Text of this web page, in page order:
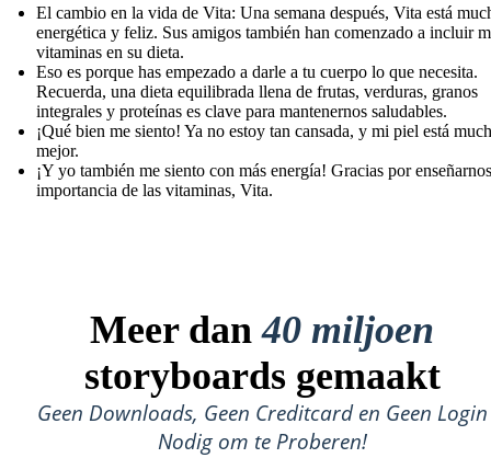
El cambio en la vida de Vita: Una semana después, Vita está
energética y feliz. Sus amigos también han comenzado a incluir
vitaminas en su dieta.
Eso es porque has empezado a darle a tu cuerpo lo que necesita.
Recuerda, una dieta equilibrada llena de frutas, verduras, granos
integrales y proteínas es clave para mantenernos saludables.
¡Qué bien me siento! Ya no estoy tan cansada, y mi piel está
mejor.
¡Y yo también me siento con más energía! Gracias por
importancia de las vitaminas, Vita.
Meer dan40 miljoen
storyboards gemaakt
Geen Downloads, Geen Creditcard en Geen Login
Nodig om te Proberen!